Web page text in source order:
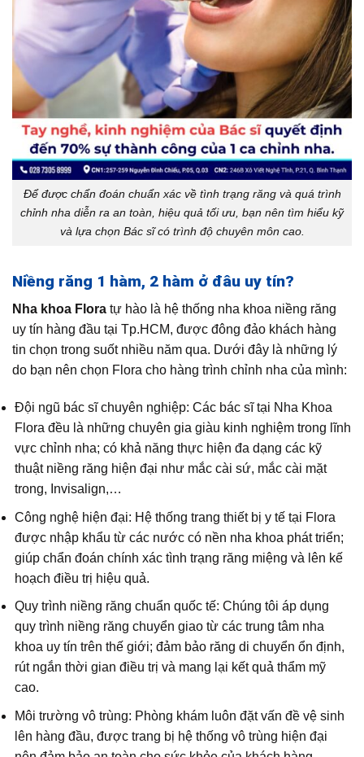
Để được chẩn đoán chuẩn xác về tình trạng răng và quá trình
chỉnh nha diễn ra an toàn, hiệu quả tối ưu, bạn nên tìm hiểu kỹ
và lựa chọn Bác sĩ có trình độ chuyên môn cao.
Niềng răng 1 hàm, 2 hàm ở đâu uy tín?
Nha khoa Flora tự hào là hệ thống nha khoa niềng răng
uy tín hàng đầu tại Tp.HCM, được đông đảo khách hàng
tin chọn trong suốt nhiều năm qua. Dưới đây là những lý
do bạn nên chọn Flora cho hàng trình chỉnh nha của mình:
Đội ngũ bác sĩ chuyên nghiệp: Các bác sĩ tại Nha Khoa
Flora đều là những chuyên gia giàu kinh nghiệm trong lĩnh
vực chỉnh nha; có khả năng thực hiện đa dạng các kỹ
thuật niềng răng hiện đại như mắc cài sứ, mắc cài mặt
trong, Invisalign,…
Công nghệ hiện đại: Hệ thống trang thiết bị y tế tại Flora
được nhập khẩu từ các nước có nền nha khoa phát triển;
giúp chẩn đoán chính xác tình trạng răng miệng và lên kế
hoạch điều trị hiệu quả.
Quy trình niềng răng chuẩn quốc tế: Chúng tôi áp dụng
quy trình niềng răng chuyển giao từ các trung tâm nha
khoa uy tín trên thế giới; đảm bảo răng di chuyển ổn định,
rút ngắn thời gian điều trị và mang lại kết quả thẩm mỹ
cao.
Môi trường vô trùng: Phòng khám luôn đặt vấn đề vệ sinh
lên hàng đầu, được trang bị hệ thống vô trùng hiện đại